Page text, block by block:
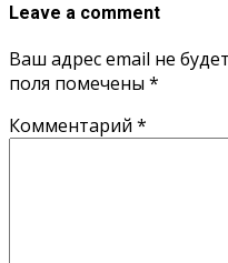
Leave a comment
Ваш адрес email не
поля помечены *
Комментарий *